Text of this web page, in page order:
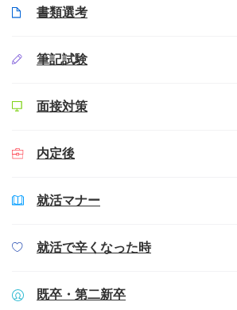
書類選考
筆記試験
面接対策
内定後
就活マナー
就活で辛くなった時
既卒・第二新卒